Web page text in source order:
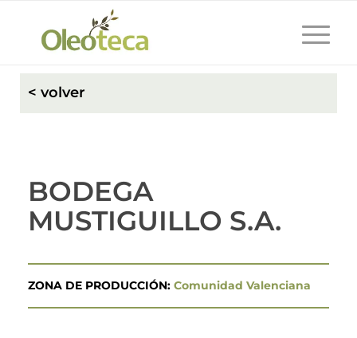
< volver
BODEGA
MUSTIGUILLO S.A.
ZONA DE PRODUCCIÓN: Comunidad Valenciana